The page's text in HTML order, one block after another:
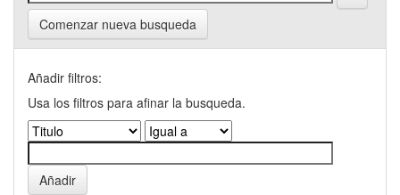
Comenzar nueva busqueda
Añadir filtros:
Usa los filtros para afinar la busqueda.